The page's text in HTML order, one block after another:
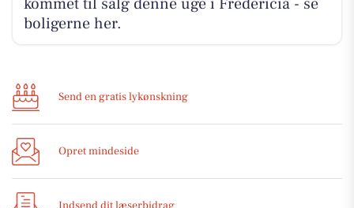
boligerne her.
Send en gratis lykønskning
Opret mindeside